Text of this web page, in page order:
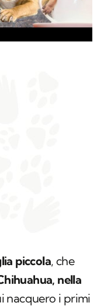
piccola, che
nella
nacquero i primi